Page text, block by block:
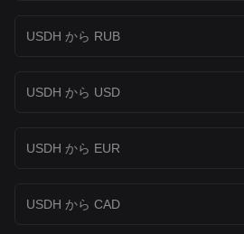
USDH から RUB
USDH から USD
USDH から EUR
USDH から CAD